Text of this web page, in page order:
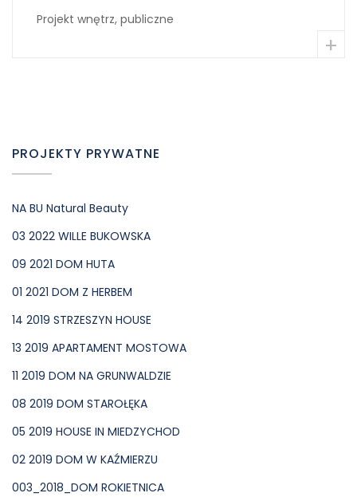
Projekt wnętrz, publiczne
+
PROJEKTY PRYWATNE
NA BU Natural Beauty
03 2022 WILLE BUKOWSKA
09 2021 DOM HUTA
01 2021 DOM Z HERBEM
14 2019 STRZESZYN HOUSE
13 2019 APARTAMENT MOSTOWA
11 2019 DOM NA GRUNWALDZIE
08 2019 DOM STAROŁĘKA
05 2019 HOUSE IN MIEDZYCHOD
02 2019 DOM W KAŹMIERZU
003_2018_DOM ROKIETNICA